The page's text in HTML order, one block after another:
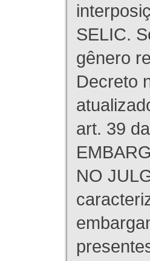
SELIC.
gênero
Decreto
art. 39
NO